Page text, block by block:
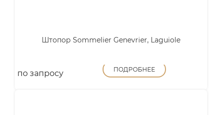
Штопор Sommelier Genevrier, Laguiole
по запросу ПОДРОБНЕЕ